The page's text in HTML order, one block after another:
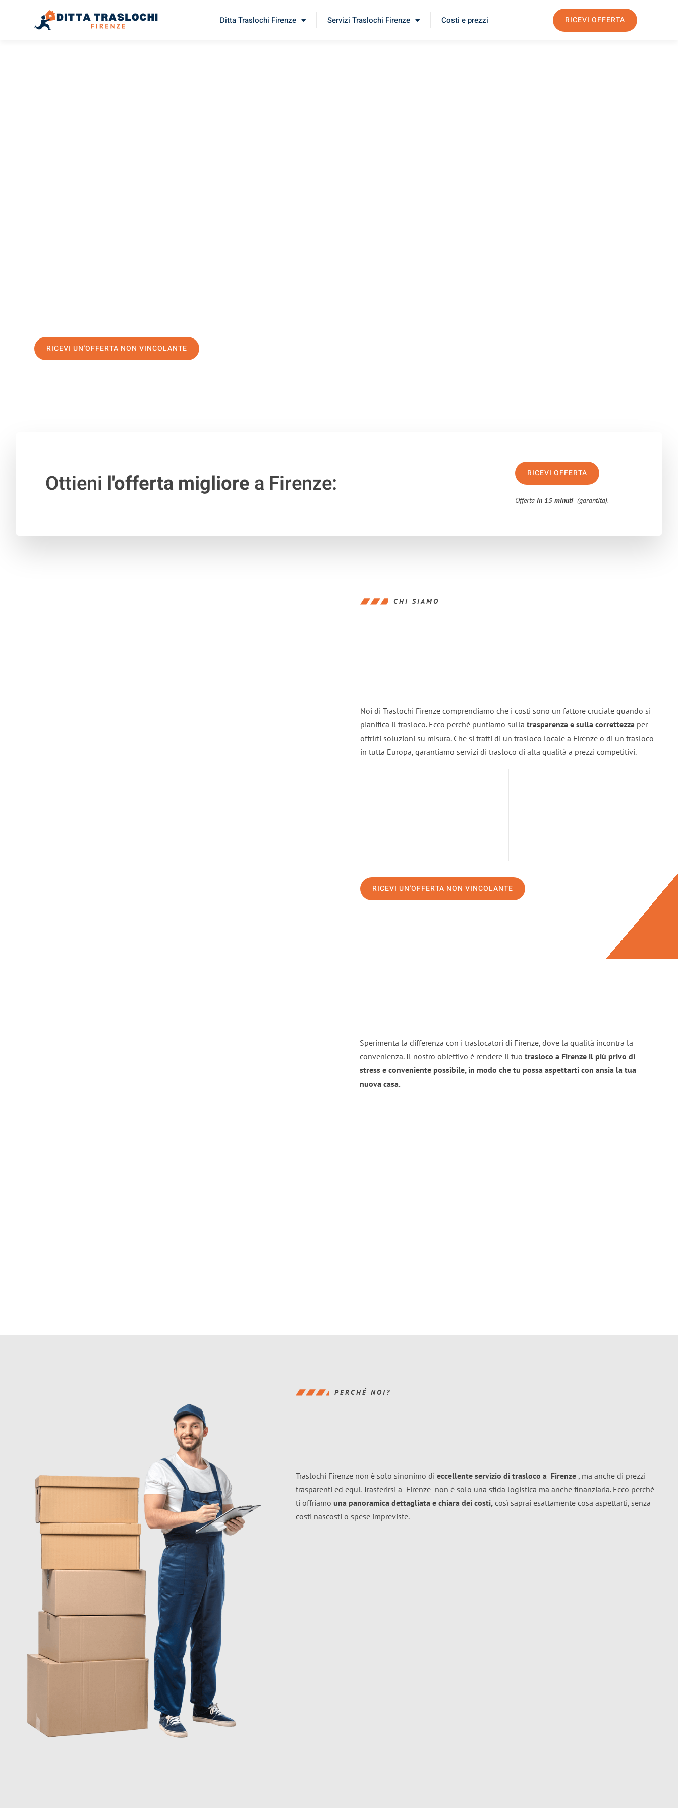
Ditta Traslochi Firenze Servizi Traslochi Firenze Costi e prezzi RICEVI OFFERTA
RICEVI UN'OFFERTA NON VINCOLANTE
Ottieni l'offerta migliorea Firenze: RICEVI OFFERTA
Offertain 15 minuti (garantita).
CHI SIAMO
Noi di Traslochi Firenze comprendiamo che i costi sono un fattore cruciale quando si
pianifica il trasloco. Ecco perché puntiamo sulla trasparenza e sulla correttezza per
offrirti soluzioni su misura. Che si tratti di un trasloco locale a Firenze o di un trasloco
in tutta Europa, garantiamo servizi di trasloco di alta qualità a prezzi competitivi.
RICEVI UN'OFFERTA NON VINCOLANTE
Sperimenta la differenza con i traslocatori di Firenze, dove la qualità incontra la
convenienza. Il nostro obiettivo è rendere il tuo trasloco a Firenze il più privo di
stress e conveniente possibile, in modo che tu possa aspettarti con ansia la tua
nuova casa.
PERCHÉ NOI?
Traslochi Firenze non è solo sinonimo di eccellente servizio di trasloco a Firenze , ma anche di prezzi
trasparenti ed equi. Trasferirsi a Firenze non è solo una sfida logistica ma anche finanziaria. Ecco perché
ti offriamo una panoramica dettagliata e chiara dei costi, così saprai esattamente cosa aspettarti, senza
costi nascosti o spese impreviste.